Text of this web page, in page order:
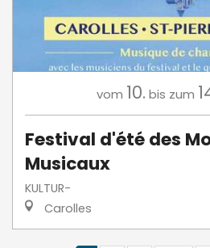
vom 10. bis zum
Festival d'été des
Musicaux
KULTUR-
Carolles